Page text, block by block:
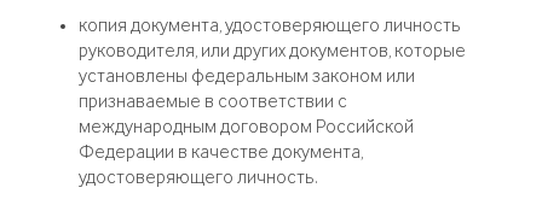
копия документа, удостоверяющего личность
руководителя, или других документов, которые
установлены федеральным законом или
признаваемые в соответствии с
международным договором Российской
Федерации в качестве документа,
удостоверяющего личность.